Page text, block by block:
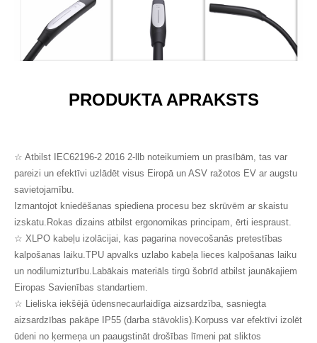
PRODUKTA APRAKSTS
☆ Atbilst IEC62196-2 2016 2-llb noteikumiem un prasībām, tas var
pareizi un efektīvi uzlādēt visus Eiropā un ASV ražotos EV ar augstu
savietojamību.
Izmantojot kniedēšanas spiediena procesu bez skrūvēm ar skaistu
izskatu.Rokas dizains atbilst ergonomikas principam, ērti iespraust.
☆ XLPO kabeļu izolācijai, kas pagarina novecošanās pretestības
kalpošanas laiku.TPU apvalks uzlabo kabeļa lieces kalpošanas laiku
un nodilumizturību.Labākais materiāls tirgū šobrīd atbilst jaunākajiem
Eiropas Savienības standartiem.
☆ Lieliska iekšējā ūdensnecaurlaidīga aizsardzība, sasniegta
aizsardzības pakāpe IP55 (darba stāvoklis).Korpuss var efektīvi izolēt
ūdeni no ķermeņa un paaugstināt drošības līmeni pat sliktos